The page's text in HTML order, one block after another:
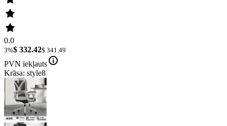
0.0
3%$ 332.42$ 341.49
PVN iekļauts
Krāsa: style8